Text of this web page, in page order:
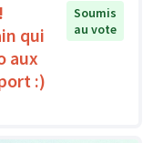
qui
aux
:)
Soumis
au vote